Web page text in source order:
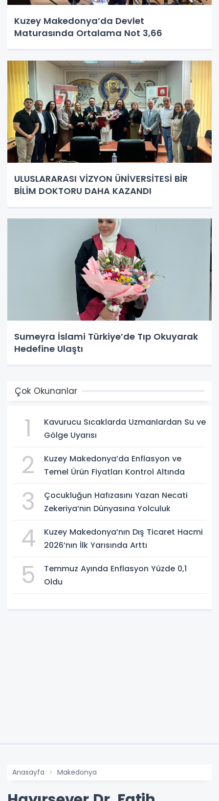
Kuzey Makedonya’da Devlet
Maturasında Ortalama Not 3,66
ULUSLARARASI VİZYON ÜNİVERSİTESİ BİR
BİLİM DOKTORU DAHA KAZANDI
Sumeyra İslami Türkiye’de Tıp Okuyarak
Hedefine Ulaştı
Çok Okunanlar
1
Kavurucu Sıcaklarda Uzmanlardan Su ve
Gölge Uyarısı
2
Kuzey Makedonya’da Enflasyon ve
Temel Ürün Fiyatları Kontrol Altında
3
Çocukluğun Hafızasını Yazan Necati
Zekeriya’nın Dünyasına Yolculuk
4
Kuzey Makedonya’nın Dış Ticaret Hacmi
2026’nın İlk Yarısında Arttı
5
Temmuz Ayında Enflasyon Yüzde 0,1
Oldu
Anasayfa Makedonya